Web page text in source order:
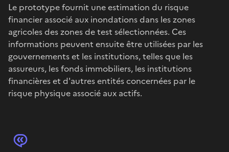
Le prototype fournit une estimation du risque
financier associé aux inondations dans les zones
agricoles des zones de test sélectionnées. Ces
informations peuvent ensuite être utilisées par les
gouvernements et les institutions, telles que les
assureurs, les fonds immobiliers, les institutions
financières et d'autres entités concernées par le
risque physique associé aux actifs.